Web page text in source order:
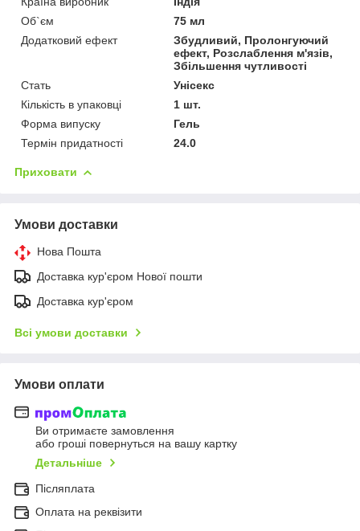
Об`єм
75 мл
Додатковий ефект
Збудливий, Пролонгуючий
ефект, Розслаблення м'язів,
Збільшення чутливості
Стать
Унісекс
Кількість в упаковці
1 шт.
Форма випуску
Гель
Термін придатності
24.0
Приховати
Умови доставки
Нова Пошта
Доставка кур'єром Нової пошти
Доставка кур'єром
Всі умови доставки
Умови оплати
Ви отримаєте замовлення
або гроші повернуться на вашу картку
Детальніше
Післяплата
Оплата на реквізити